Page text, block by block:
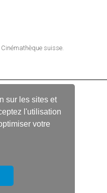
sur les sites et
l'utilisation
votre
suisse.
CONTACT